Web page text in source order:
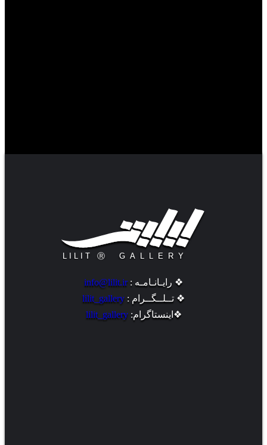
❖ رایـانـامـه : info@lilit.ir
❖ تــلــگــرام : lilit_gallery
❖اینستاگرام: lilit_gallery